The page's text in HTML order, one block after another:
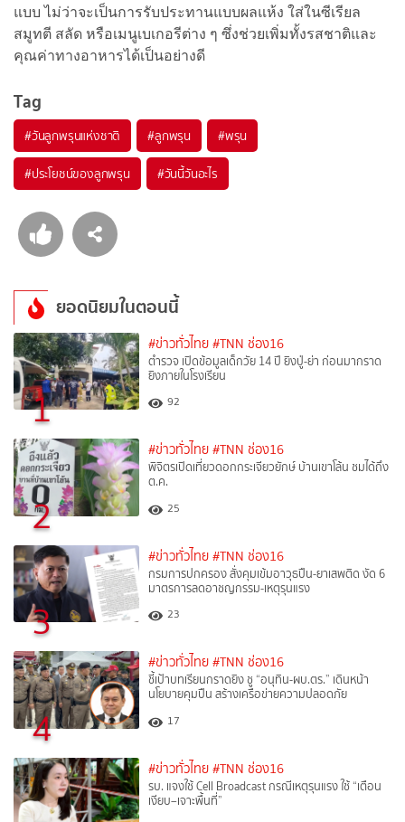
แบบ ไม่ว่าจะเป็นการรับประทานแบบผลแห้ง ใส่ในซีเรียล
สมูทตี สลัด หรือเมนูเบเกอรีต่าง ๆ ซึ่งช่วยเพิ่มทั้งรสชาติและ
คุณค่าทางอาหารได้เป็นอย่างดี
Tag
#วันลูกพรุนแห่งชาติ #ลูกพรุน #พรุน
#ประโยชน์ของลูกพรุน #วันนี้วันอะไร
ยอดนิยมในตอนนี้
1
#ข่าวทั่วไทย #TNN ช่อง16
ตำรวจ เปิดข้อมูลเด็กวัย 14 ปี ยิงปู่-ย่า ก่อนมากราด
ยิงภายในโรงเรียน
92
2
#ข่าวทั่วไทย #TNN ช่อง16
พิจิตรเปิดเที่ยวดอกกระเจียวยักษ์ บ้านเขาโล้น ชมได้ถึง
ต.ค.
25
3
#ข่าวทั่วไทย #TNN ช่อง16
กรมการปกครอง สั่งคุมเข้มอาวุธปืน-ยาเสพติด งัด 6
มาตรการลดอาชญกรรม-เหตุรุนแรง
23
4
#ข่าวทั่วไทย #TNN ช่อง16
ชี้เป้าบทเรียนกราดยิง ชู “อนุทิน-ผบ.ตร.” เดินหน้า
นโยบายคุมปืน สร้างเครือข่ายความปลอดภัย
17
#ข่าวทั่วไทย #TNN ช่อง16
รบ. แจงใช้ Cell Broadcast กรณีเหตุรุนแรง ใช้ “เตือน
เงียบ–เจาะพื้นที่”